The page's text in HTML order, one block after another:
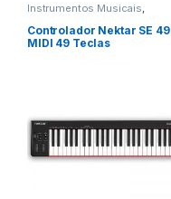
Instrumentos Musicais,
Controlador Nektar SE 49
MIDI 49 Teclas